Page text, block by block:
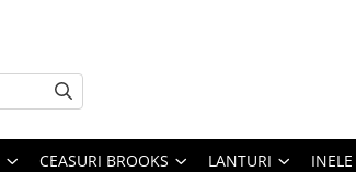
CEASURI BROOKS LANTURI INELE